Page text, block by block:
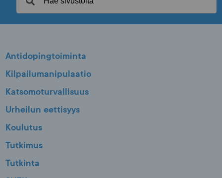
Antidopingtoiminta
Kilpailumanipulaatio
Katsomoturvallisuus
Urheilun eettisyys
Koulutus
Tutkimus
Tutkinta